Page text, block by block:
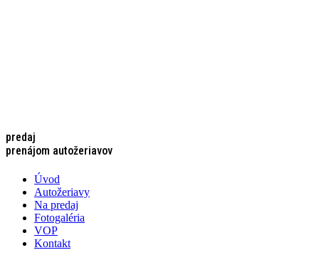
predaj
prenájom autožeriavov
Úvod
Autožeriavy
Na predaj
Fotogaléria
VOP
Kontakt